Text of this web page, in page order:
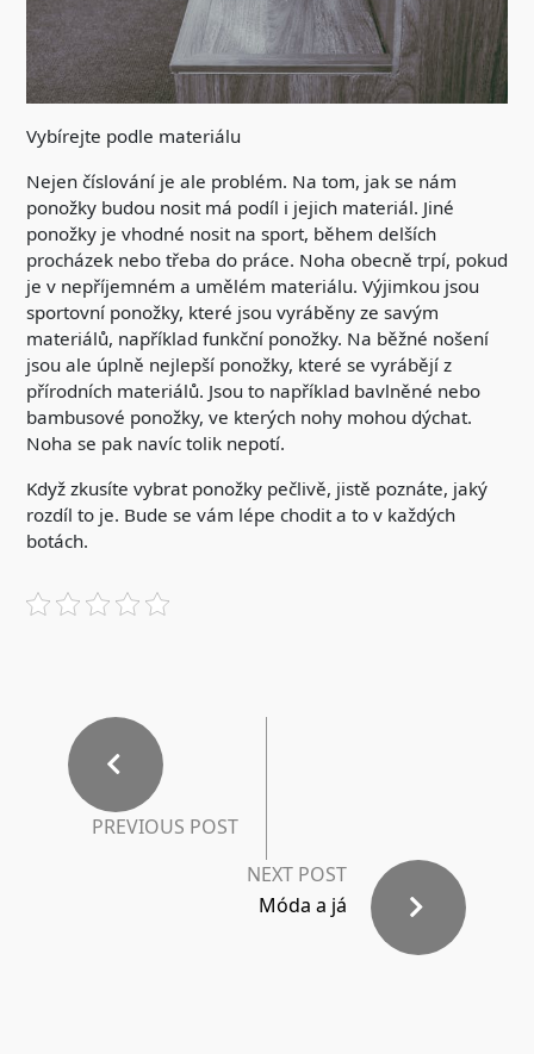
Vybírejte podle materiálu
Nejen číslování je ale problém. Na tom, jak se nám
ponožky budou nosit má podíl i jejich materiál. Jiné
ponožky je vhodné nosit na sport, během delších
procházek nebo třeba do práce. Noha obecně trpí, pokud
je v nepříjemném a umělém materiálu. Výjimkou jsou
sportovní ponožky, které jsou vyráběny ze savým
materiálů, například funkční ponožky. Na běžné nošení
jsou ale úplně nejlepší ponožky, které se vyrábějí z
přírodních materiálů. Jsou to například bavlněné nebo
bambusové ponožky, ve kterých nohy mohou dýchat.
Noha se pak navíc tolik nepotí.
Když zkusíte vybrat ponožky pečlivě, jistě poznáte, jaký
rozdíl to je. Bude se vám lépe chodit a to v každých
botách.
PREVIOUS POST
NEXT POST
Móda a já